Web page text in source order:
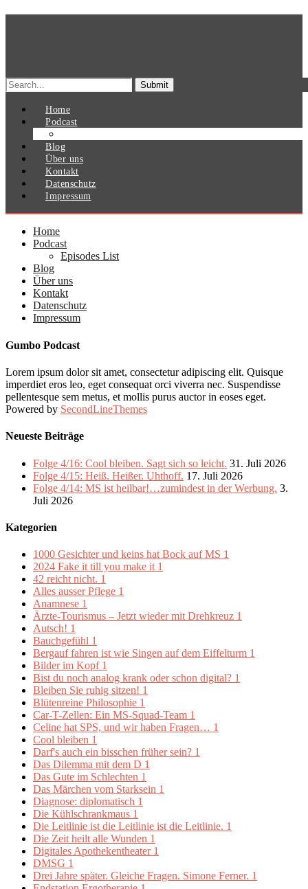
Search
for:
Home
Podcast
Blog
Über uns
Kontakt
Datenschutz
Impressum
Home
Podcast
Episodes List
Blog
Über uns
Kontakt
Datenschutz
Impressum
Gumbo Podcast
Lorem ipsum dolor sit amet, consectetur adipiscing elit. Quisque
imperdiet eros leo, eget consequat orci viverra nec. Suspendisse
pellentesque sem metus, et mollis purus auctor in eoses eget.
Powered by SecondLineThemes
Neueste Beiträge
Folge 4/16: Cool bleiben. Sagt sich so leicht. 31. Juli 2026
Folge 4/15: Heiß. Heißer. Uhthoff. 17. Juli 2026
Folge 4/14: MS ist heilbar!…zumindest in der Werbung. 3.
Juli 2026
Kategorien
1000 Gesichter und keins hat Bock auf MS 1
2024 Fake it till you make it 1
42 reicht nicht. 1
Alles ausser Pflege 1
Anamnese 1
Ärzte-Tourismus – Jetzt wieder mit Drehkreuz 1
Autsch! 1
Bauchgefühl 1
Bergauf fahren ist wie Singen auf dem Eiffelturm 1
Bilder im Kopf 1
Bist du noch analog krank oder schon digital? 1
Bleiben Sie ruhig sitzen! 1
Blütenreine Philosophie 1
Car-T-Zellen: Ein MS-Squad-Team 1
Celine hat SPS, und wir haben Fragen… 1
Cool bleiben 1
Darf's auch ein bisschen früher sein? 1
Das Dilemma mit dem D 1
Das Gute im Schlechten 1
Das Märchen vom Starksein 1
Diagnose: diplomatisch 1
Die Kühlschrankmaus 1
Die Leitlinie ist die Leitlinie ist die Leitlinie. 1
Die Zeit heilt alle Wunden 1
Digitales Apothekentheater 1
DMSG 1
Drei Jahre später. Gleiche Fragen. Simone Ferner. 1